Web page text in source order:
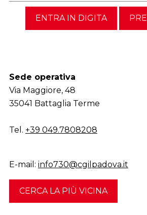
ENTRA IN DIGITA
Sede operativa
Via Maggiore, 48
35041 Battaglia Terme
Tel. +39 049.7808208
E-mail: info730@cgilpadova.it
CERCA LA PIÙ VICINA